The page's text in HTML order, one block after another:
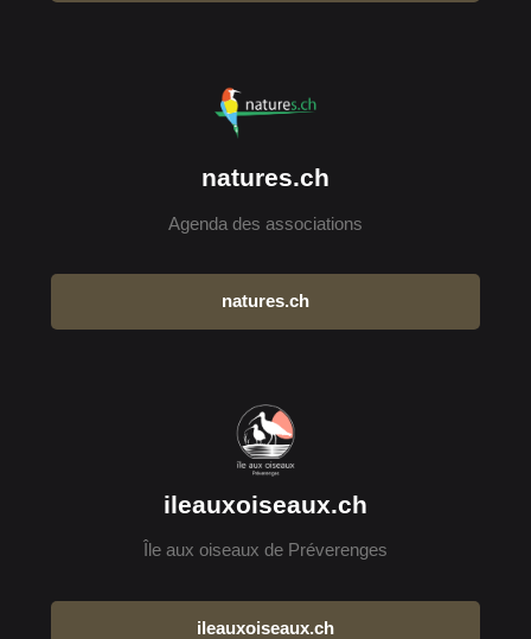
natures.ch
Agenda des associations
natures.ch
ileauxoiseaux.ch
Île aux oiseaux de Préverenges
ileauxoiseaux.ch